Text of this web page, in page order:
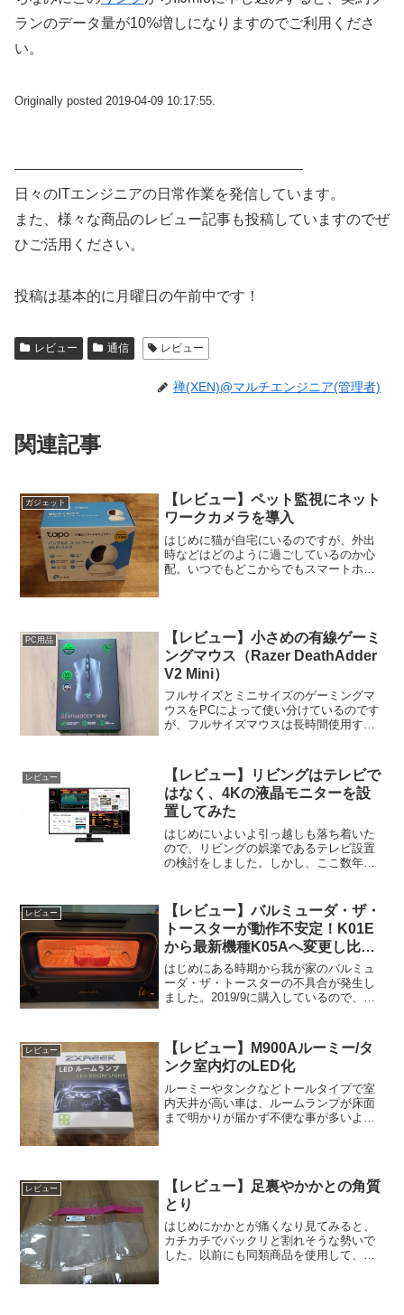
ランのデータ量が10%増しになりますのでご利用くださ
い。
Originally posted 2019-04-09 10:17:55.
————————————————————
日々のITエンジニアの日常作業を発信しています。
また、様々な商品のレビュー記事も投稿していますのでぜ
ひご活用ください。
投稿は基本的に月曜日の午前中です！
レビュー 通信 レビュー
禅(XEN)@マルチエンジニア(管理者)
関連記事
ガジェット
【レビュー】ペット監視にネット
ワークカメラを導入
はじめに猫が自宅にいるのですが、外出
時などはどのように過ごしているのか心
配。いつでもどこからでもスマートホン
PC用品
【レビュー】小さめの有線ゲーミ
ングマウス（Razer DeathAdder
V2 Mini）
フルサイズとミニサイズのゲーミングマ
ウスをPCによって使い分けているのです
が、フルサイズマウスは長時間使用する
が、やはりマウスはストレスの無いよう
に自分の手のサイズに合わせ...
レビュー
【レビュー】リビングはテレビで
はなく、4Kの液晶モニターを設
置してみた
はじめにいよいよ引っ越しも落ち着いた
ので、リビングの娯楽であるテレビ設置
の検討をしました。しかし、ここ数年間
多いくらいです。当然新居には地デジア
ンテナの備え付けも...
レビュー
【レビュー】バルミューダ・ザ・
トースターが動作不安定！K01E
から最新機種K05Aへ変更し比
較！
はじめにある時期から我が家のバルミュ
ーダ・ザ・トースターの不具合が発生し
ました。2019/9に購入しているので、使
使用する事になりました。また今回は前
機種（K01E）...
レビュー
【レビュー】M900Aルーミー/タ
ンク室内灯のLED化
ルーミーやタンクなどトールタイプで室
内天井が高い車は、ルームランプが床面
まで明かりが届かず不便な事が多いよう
レビュー
【レビュー】足裏やかかとの角質
とり
はじめにかかとが痛くなり見てみると、
カチカチでパックリと割れそうな勢いで
した。以前にも同類商品を使用して、簡